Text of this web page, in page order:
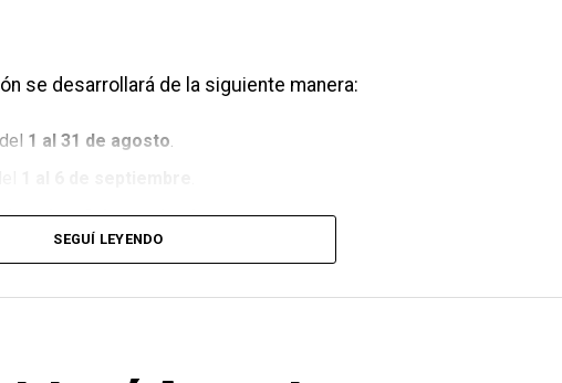
se desarrollará de la siguiente manera:
del 1 al 31 de agosto.
8 de septiembre.
SEGUÍ LEYENDO